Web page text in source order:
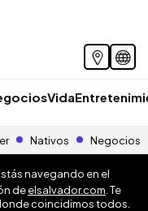
Vida
Nativos Negocios
navegando en el
deelsalvador.com . Te
coincidimos todos.